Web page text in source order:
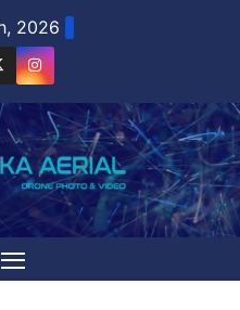
2026